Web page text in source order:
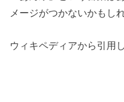
メージがつかないかもし
ウィキペディアから引用